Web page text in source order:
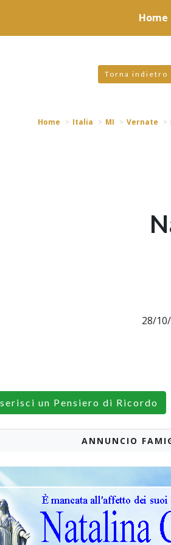
Home
Torna indietro
Home Italia MI Vernate
28/
un Pensiero di Ricordo
ANNUNCIO
la navigazione in